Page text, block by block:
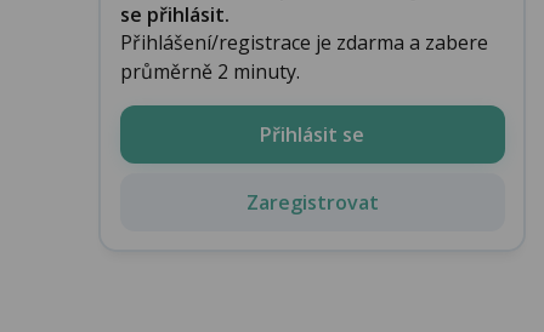
se přihlásit.
Přihlášení/registrace je zdarma a zabere
průměrně 2 minuty.
Přihlásit se
Zaregistrovat